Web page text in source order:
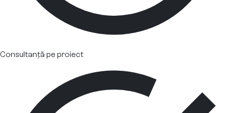
Consultanță pe proiect